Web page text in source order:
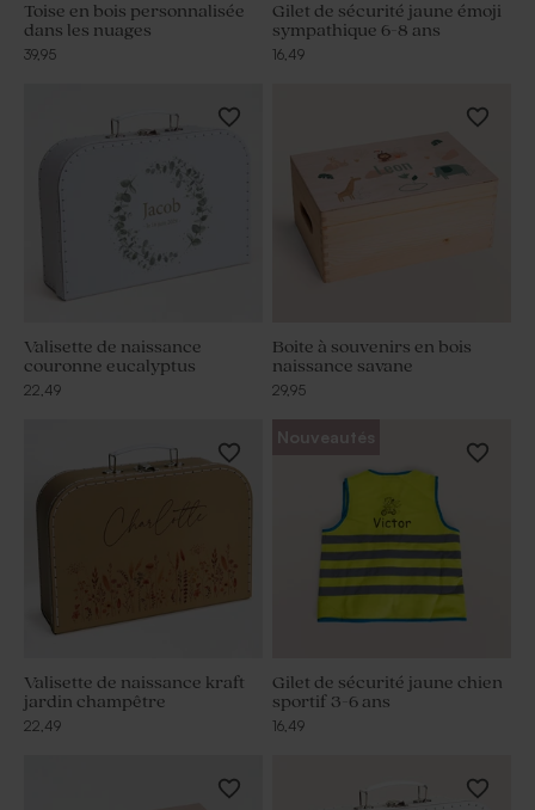
Toise en bois personnalisée
dans les nuages
39,95
Gilet de sécurité jaune émoji
sympathique 6-8 ans
16,49
Valisette de naissance
couronne eucalyptus
22,49
Boite à souvenirs en bois
naissance savane
29,95
Valisette de naissance kraft
jardin champêtre
22,49
Nouveautés
Gilet de sécurité jaune chien
sportif 3-6 ans
16,49